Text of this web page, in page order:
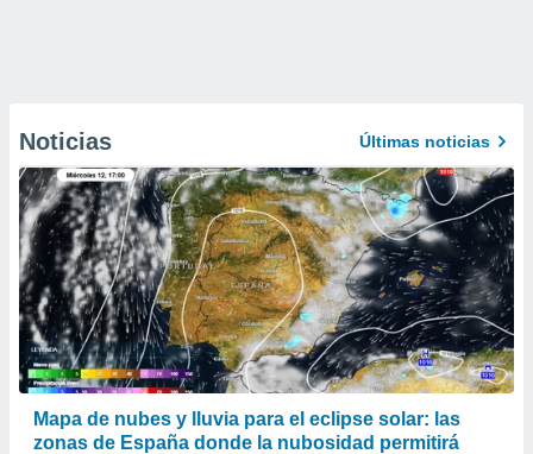
Noticias Últimas noticias
Mapa de nubes y lluvia para el eclipse solar: las
zonas de España donde la nubosidad permitirá